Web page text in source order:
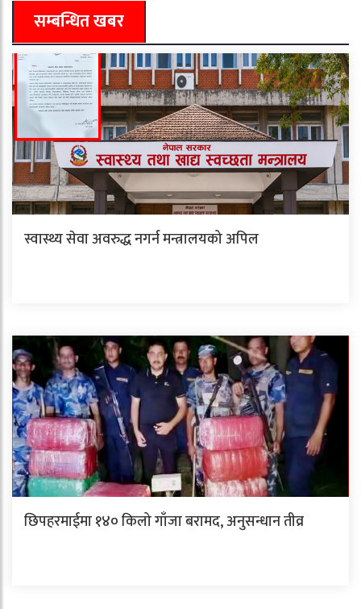
सम्बन्धित खबर
स्वास्थ्य सेवा अवरुद्ध नगर्न मन्त्रालयको अपिल
छिपहरमाईमा १४० किलो गाँजा बरामद, अनुसन्धान तीव्र